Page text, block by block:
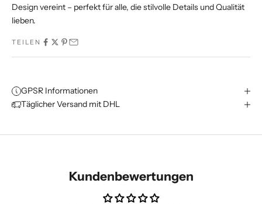
Design vereint – perfekt für alle, die stilvolle Details und Qualität
lieben.
TEILEN
GPSR Informationen
Täglicher Versand mit DHL
Kundenbewertungen